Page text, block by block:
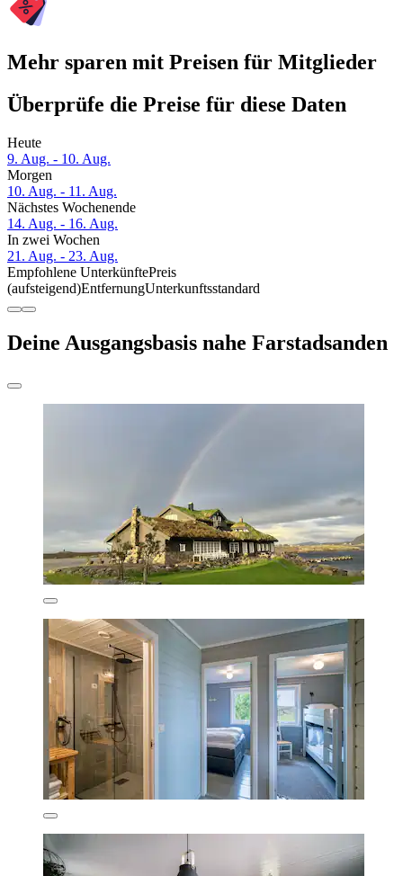
Mehr sparen mit Preisen für Mitglieder
Überprüfe die Preise für diese Daten
Heute
9. Aug. - 10. Aug.
Morgen
10. Aug. - 11. Aug.
Nächstes Wochenende
14. Aug. - 16. Aug.
In zwei Wochen
21. Aug. - 23. Aug.
Empfohlene UnterkünftePreis
(aufsteigend)EntfernungUnterkunftsstandard
Deine Ausgangsbasis nahe Farstadsanden